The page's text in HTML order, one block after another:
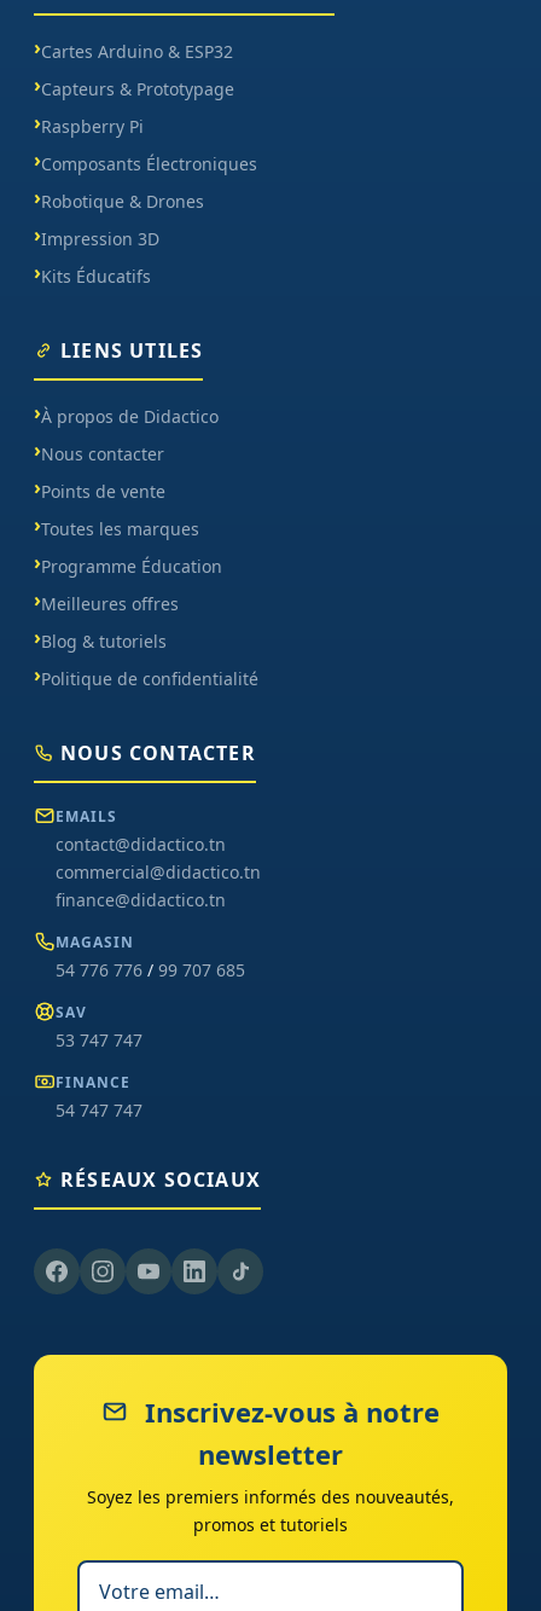
Cartes Arduino & ESP32
Capteurs & Prototypage
Raspberry Pi
Composants Électroniques
Robotique & Drones
Impression 3D
Kits Éducatifs
LIENS UTILES
À propos de Didactico
Nous contacter
Points de vente
Toutes les marques
Programme Éducation
Meilleures offres
Blog & tutoriels
Politique de confidentialité
NOUS CONTACTER
EMAILS
contact@didactico.tn
commercial@didactico.tn
finance@didactico.tn
MAGASIN
54 776 776 / 99 707 685
SAV
53 747 747
FINANCE
54 747 747
RÉSEAUX SOCIAUX
Inscrivez-vous à notre
newsletter
Soyez les premiers informés des nouveautés,
promos et tutoriels